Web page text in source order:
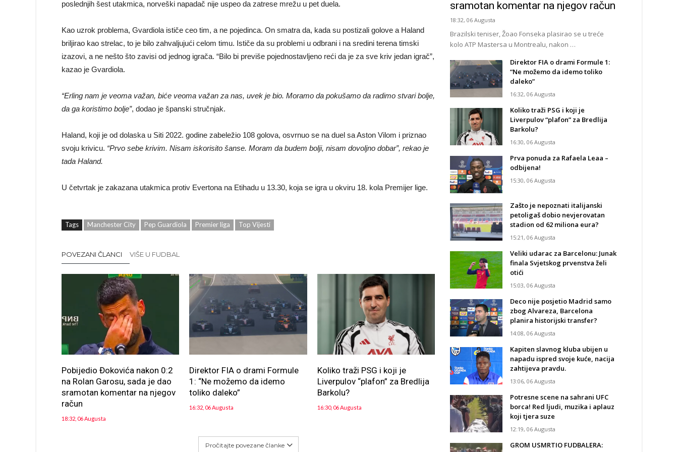
poslednjih šest utakmica, norveški napadač nije uspeo da zatrese mrežu u pet duela.
Kao uzrok problema, Gvardiola ističe ceo tim, a ne pojedinca. On smatra da, kada su postizali golove a Haland
briljirao kao strelac, to je bilo zahvaljujući celom timu. Ističe da su problemi u odbrani i na sredini terena timski
izazovi, a ne nešto što zavisi od jednog igrača. “Bilo bi previše pojednostavljeno reći da je za sve kriv jedan igrač”,
kazao je Gvardiola.
“Erling nam je veoma važan, biće veoma važan za nas, uvek je bio. Moramo da pokušamo da radimo stvari bolje,
da ga koristimo bolje”, dodao je španski stručnjak.
Haland, koji je od dolaska u Siti 2022. godine zabeležio 108 golova, osvrnuo se na duel sa Aston Vilom i priznao
svoju krivicu. “Prvo sebe krivim. Nisam iskorisito šanse. Moram da budem bolji, nisam dovoljno dobar”, rekao je
tada Haland.
U četvrtak je zakazana utakmica protiv Evertona na Etihadu u 13.30, koja se igra u okviru 18. kola Premijer lige.
Tags Manchester City Pep Guardiola Premier liga Top Vijesti
POVEZANI ČLANCI VIŠE U FUDBAL
Pobijedio Đokovića nakon 0:2
na Rolan Garosu, sada je dao
sramotan komentar na njegov
račun
18:32, 06 Augusta
Direktor FIA o drami Formule
1: “Ne možemo da idemo
toliko daleko”
16:32, 06 Augusta
Koliko traži PSG i koji je
Liverpulov “plafon” za Bredlija
Barkolu?
16:30, 06 Augusta
Pročitajte povezane članke
sramotan komentar na njegov račun
18:32, 06 Augusta
Brazilski teniser, Žoao Fonseka plasirao se u treće
kolo ATP Mastersa u Montrealu, nakon …
Direktor FIA o drami Formule 1:
“Ne možemo da idemo toliko
daleko”
16:32, 06 Augusta
Koliko traži PSG i koji je
Liverpulov “plafon” za Bredlija
Barkolu?
16:30, 06 Augusta
Prva ponuda za Rafaela Leaa –
odbijena!
15:30, 06 Augusta
Zašto je nepoznati italijanski
petoligaš dobio nevjerovatan
stadion od 62 miliona eura?
15:21, 06 Augusta
Veliki udarac za Barcelonu: Junak
finala Svjetskog prvenstva želi
otići
15:03, 06 Augusta
Deco nije posjetio Madrid samo
zbog Alvareza, Barcelona
planira historijski transfer?
14:08, 06 Augusta
Kapiten slavnog kluba ubijen u
napadu ispred svoje kuće, nacija
zahtijeva pravdu.
13:06, 06 Augusta
Potresne scene na sahrani UFC
borca! Red ljudi, muzika i aplauz
koji tjera suze
12:19, 06 Augusta
GROM USMRTIO FUDBALERA: